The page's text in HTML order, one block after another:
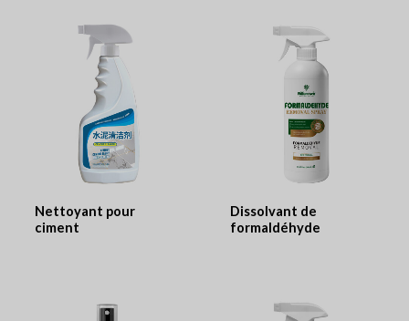
Nettoyant pour
ciment
Dissolvant de
formaldéhyde